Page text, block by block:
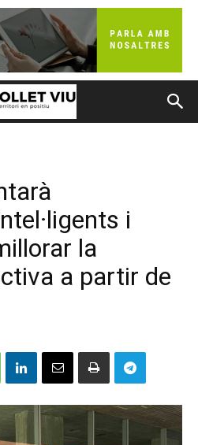
i
la
a partir de